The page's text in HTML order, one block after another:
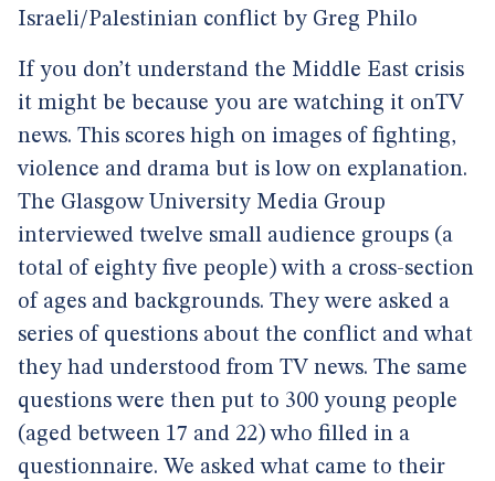
Israeli/Palestinian conflict by Greg Philo
If you don’t understand the Middle East crisis
it might be because you are watching it onTV
news. This scores high on images of fighting,
violence and drama but is low on explanation.
The Glasgow University Media Group
interviewed twelve small audience groups (a
total of eighty five people) with a cross-section
of ages and backgrounds. They were asked a
series of questions about the conflict and what
they had understood from TV news. The same
questions were then put to 300 young people
(aged between 17 and 22) who filled in a
questionnaire. We asked what came to their